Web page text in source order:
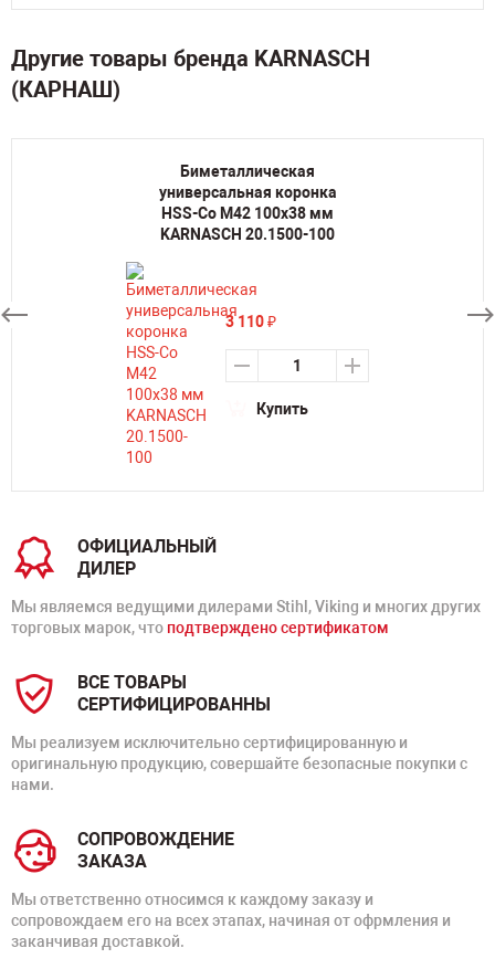
Другие товары бренда KARNASCH
(КАРНАШ)
Биметаллическая
универсальная коронка
HSS-Co M42 100х38 мм
KARNASCH 20.1500-100
3 110₽
Купить
ОФИЦИАЛЬНЫЙ
ДИЛЕР
Мы являемся ведущими дилерами Stihl, Viking и многих других
торговых марок, что подтверждено сертификатом
ВСЕ ТОВАРЫ
СЕРТИФИЦИРОВАННЫ
Мы реализуем исключительно сертифицированную и
оригинальную продукцию, совершайте безопасные покупки с
нами.
СОПРОВОЖДЕНИЕ
ЗАКАЗА
Мы ответственно относимся к каждому заказу и
сопровождаем его на всех этапах, начиная от офрмления и
заканчивая доставкой.